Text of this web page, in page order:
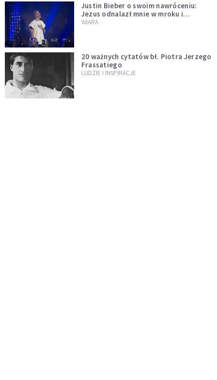
Justin Bieber o swoim nawróceniu:
Jezus odnalazł mnie w mroku i
wyciągnął mnie stamtąd
WIARA
20 ważnych cytatów bł. Piotra Jerzego
Frassatiego
LUDZIE I INSPIRACJE